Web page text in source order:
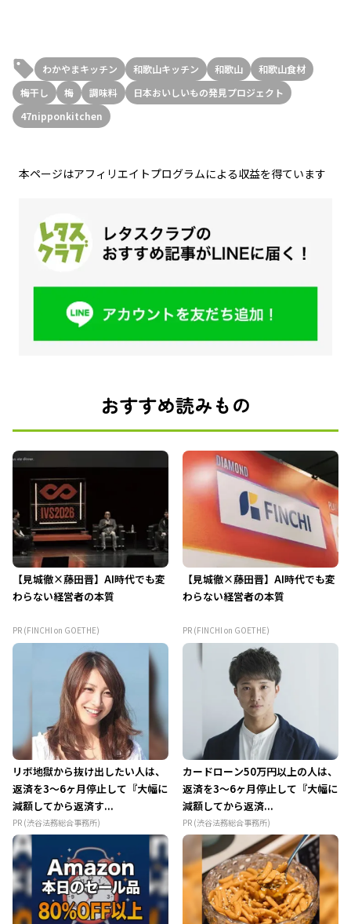
わかやまキッチン 和歌山キッチン 和歌山
和歌山食材
梅干し
梅 調味料
日本おいしいもの発見プロジェクト
47nipponkitchen
本ページはアフィリエイトプログラムによる収益を得ています
おすすめ読みもの
【見城徹×藤田晋】AI時代でも変
わらない経営者の本質
PR (FINCHI on GOETHE)
【見城徹×藤田晋】AI時代でも変
わらない経営者の本質
PR (FINCHI on GOETHE)
リボ地獄から抜け出したい人は、
返済を3～6ヶ月停止して『大幅に
減額してから返済す...
PR (渋谷法務総合事務所)
カードローン50万円以上の人は、
返済を3～6ヶ月停止して『大幅に
減額してから返済...
PR (渋谷法務総合事務所)